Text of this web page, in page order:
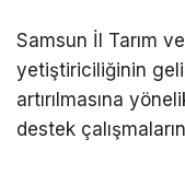
Samsun İl Tarım
yetiştiriciliğinin
artırılmasına
destek